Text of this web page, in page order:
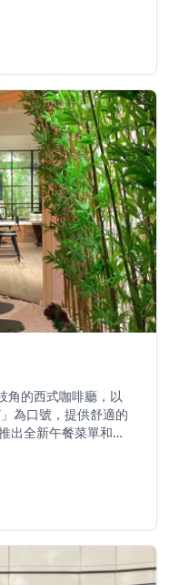
從太子站D出口或深
客人最佳拍照位置。
質。餐廳的全日早餐選
的港式早餐，應有盡
元素與現代舒適，營造
享受優質咖啡的愛好
，都能在這裡找到屬於
咖啡店，更是深水埗
角的西式咖啡廳，以
」為口號，提供舒適的
出全新午餐菜單和平
」聞名，這間餐廳是
好者在輕鬆氛圍中享